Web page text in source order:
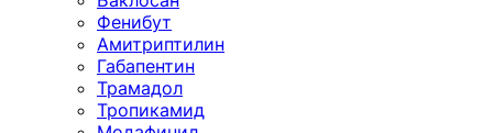
Фенибут
Амитриптилин
Габапентин
Трамадол
Тропикамид